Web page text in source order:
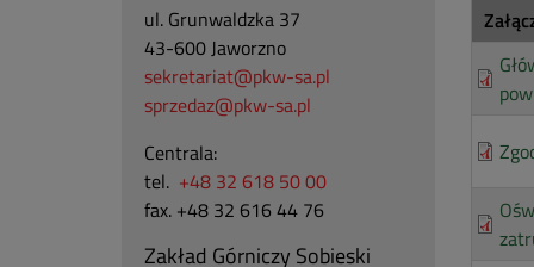
ul. Grunwaldzka 37
43-600 Jaworzno
sekretariat@pkw-sa.pl
sprzedaz@pkw-sa.pl
Centrala:
tel. +48 32 618 50 00
fax. +48 32 616 44 76
Zakład Górniczy Sobieski